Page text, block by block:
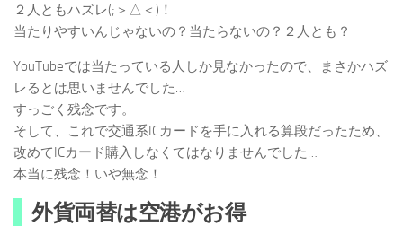
２人ともハズレ(;＞△＜)！
当たりやすいんじゃないの？当たらないの？２人とも？
YouTubeでは当たっている人しか見なかったので、まさかハズ
レるとは思いませんでした…
すっごく残念です。
そして、これで交通系ICカードを手に入れる算段だったため、
改めてICカード購入しなくてはなりませんでした…
本当に残念！いや無念！
外貨両替は空港がお得